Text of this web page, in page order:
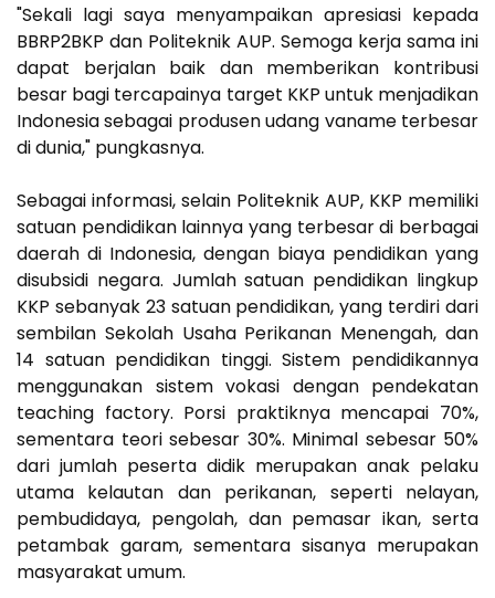
"Sekali lagi saya menyampaikan apresiasi kepada
BBRP2BKP dan Politeknik AUP. Semoga kerja sama ini
dapat berjalan baik dan memberikan kontribusi
besar bagi tercapainya target KKP untuk menjadikan
Indonesia sebagai produsen udang vaname terbesar
di dunia," pungkasnya.
Sebagai informasi, selain Politeknik AUP, KKP memiliki
satuan pendidikan lainnya yang terbesar di berbagai
daerah di Indonesia, dengan biaya pendidikan yang
disubsidi negara. Jumlah satuan pendidikan lingkup
KKP sebanyak 23 satuan pendidikan, yang terdiri dari
sembilan Sekolah Usaha Perikanan Menengah, dan
14 satuan pendidikan tinggi. Sistem pendidikannya
menggunakan sistem vokasi dengan pendekatan
teaching factory. Porsi praktiknya mencapai 70%,
sementara teori sebesar 30%. Minimal sebesar 50%
dari jumlah peserta didik merupakan anak pelaku
utama kelautan dan perikanan, seperti nelayan,
pembudidaya, pengolah, dan pemasar ikan, serta
petambak garam, sementara sisanya merupakan
masyarakat umum.